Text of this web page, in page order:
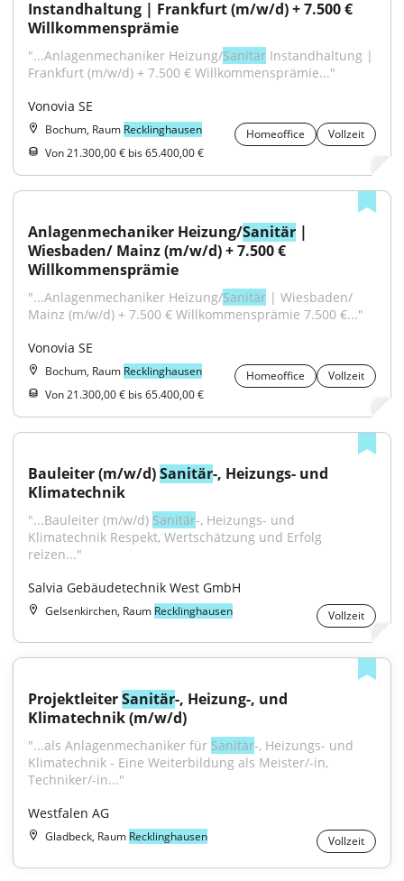
Instandhaltung | Frankfurt (m/w/d) + 7.500 €
Willkommensprämie
"...Anlagenmechaniker Heizung/Sanitär Instandhaltung |
Frankfurt (m/w/d) + 7.500 € Willkommensprämie..."
Vonovia SE
Bochum, Raum Recklinghausen Homeoffice
Vollzeit
Von 21.300,00 € bis 65.400,00 €
Anlagenmechaniker Heizung/Sanitär |
Wiesbaden/ Mainz (m/w/d) + 7.500 €
Willkommensprämie
"...Anlagenmechaniker Heizung/Sanitär | Wiesbaden/
Mainz (m/w/d) + 7.500 € Willkommensprämie 7.500 €..."
Vonovia SE
Bochum, Raum Recklinghausen Homeoffice
Vollzeit
Von 21.300,00 € bis 65.400,00 €
Bauleiter (m/w/d) Sanitär-, Heizungs- und
Klimatechnik
"...Bauleiter (m/w/d) Sanitär-, Heizungs- und
Klimatechnik Respekt, Wertschätzung und Erfolg
reizen..."
Salvia Gebäudetechnik West GmbH
Gelsenkirchen, Raum Recklinghausen Vollzeit
Projektleiter Sanitär-, Heizung-, und
Klimatechnik (m/w/d)
"...als Anlagenmechaniker für Sanitär-, Heizungs- und
Klimatechnik - Eine Weiterbildung als Meister/-in,
Techniker/-in..."
Westfalen AG
Gladbeck, Raum Recklinghausen Vollzeit